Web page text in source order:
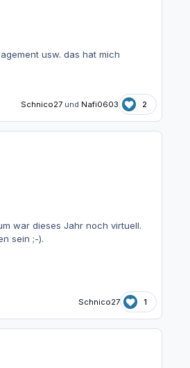
usw. das hat mich
Schnico27und Nafi0603 2
war dieses Jahr noch virtuell.
sein ;-).
Schnico27 1